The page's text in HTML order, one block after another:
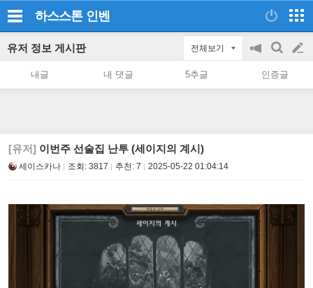
하스스톤 인벤
유저 정보 게시판 전체보기
공
on/off
검
색
글
쓰
내글 내 댓글 5추글 인증글
[유저] 이번주 선술집 난투 (세이지의 계시)
세이스카나 조회: 3817 추천: 7 2025-05-22 01:04:14